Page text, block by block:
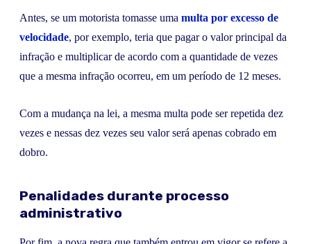
Antes, se um motorista tomasse uma multa por excesso de
velocidade, por exemplo, teria que pagar o valor principal da
infração e multiplicar de acordo com a quantidade de vezes
que a mesma infração ocorreu, em um período de 12 meses.
Com a mudança na lei, a mesma multa pode ser repetida dez
vezes e nessas dez vezes seu valor será apenas cobrado em
dobro.
Penalidades durante processo
administrativo